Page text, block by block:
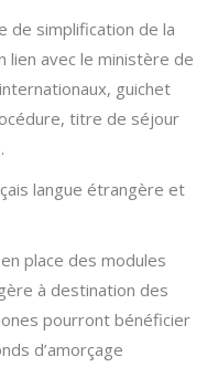
de simplification de la
lien avec le ministère de
guichet
titre de séjour
langue étrangère et
place des modules
à destination des
pourront bénéficier
d’amorçage